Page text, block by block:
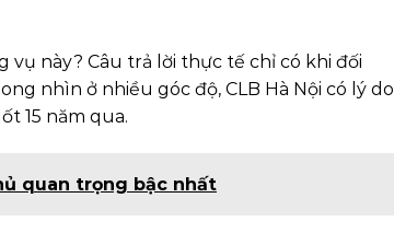
này? Câu trả lời thực tế chỉ có khi đối
nhìn ở nhiều góc độ, CLB Hà Nội có lý do
15 năm qua.
quan trọng bậc nhất